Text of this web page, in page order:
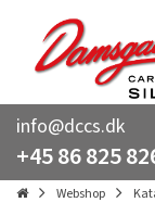
info@dccs.dk
+45 86 825
Webshop